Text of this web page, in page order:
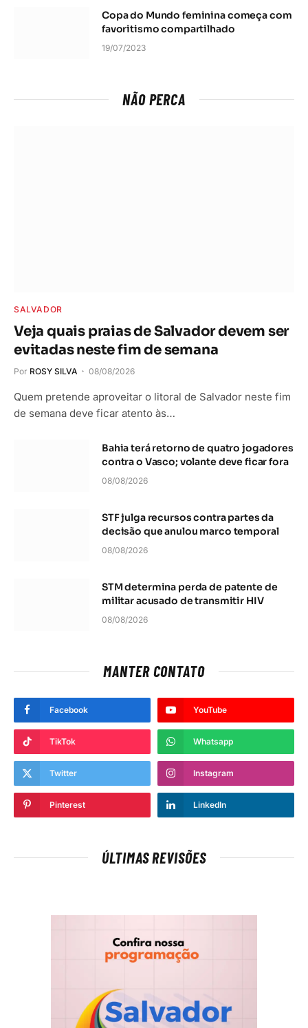
Copa do Mundo feminina começa com
favoritismo compartilhado
19/07/2023
NÃO PERCA
SALVADOR
Veja quais praias de Salvador devem ser
evitadas neste fim de semana
Por ROSY SILVA 08/08/2026
Quem pretende aproveitar o litoral de Salvador neste fim
de semana deve ficar atento às…
Bahia terá retorno de quatro jogadores
contra o Vasco; volante deve ficar fora
08/08/2026
STF julga recursos contra partes da
decisão que anulou marco temporal
08/08/2026
STM determina perda de patente de
militar acusado de transmitir HIV
08/08/2026
MANTER CONTATO
Facebook YouTube
TikTok Whatsapp
Twitter Instagram
Pinterest LinkedIn
ÚLTIMAS REVISÕES